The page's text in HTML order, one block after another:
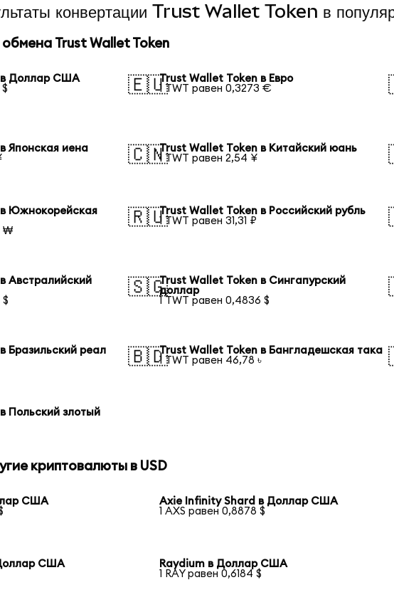
конвертации Trust Wallet Token в
Trust Wallet Token
в Доллар США
🇪🇺Trust Wallet Token в Евро
1 TWT равен 0,3273 €
Японская иена
🇨🇳Trust Wallet Token в Китайский юань
1 TWT равен 2,54 ¥
Южнокорейская
₩
🇷🇺Trust Wallet Token в Российский рубль
1 TWT равен 31,31 ₽
Австралийский
$
🇸🇬Trust Wallet Token в Сингапурский
доллар
1 TWT равен 0,4836 $
Бразильский реал
🇧🇩Trust Wallet Token в Бангладешская така
1 TWT равен 46,78 ৳
Польский злотый
криптовалюты в USD
США
Axie Infinity Shard в Доллар США
1 AXS равен 0,8878 $
США
Raydium в Доллар США
1 RAY равен 0,6184 $